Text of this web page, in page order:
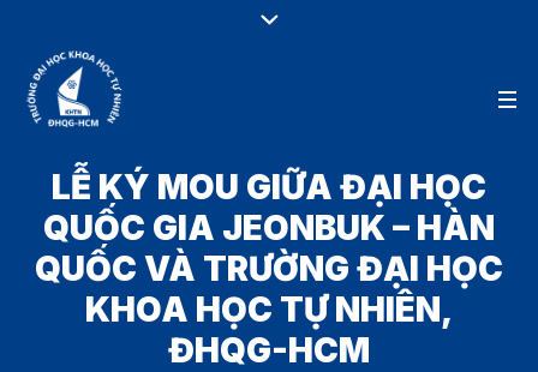
LỄ KÝ MOU GIỮA ĐẠI HỌC
QUỐC GIA JEONBUK – HÀN
QUỐC VÀ TRƯỜNG ĐẠI HỌC
KHOA HỌC TỰ NHIÊN,
ĐHQG-HCM